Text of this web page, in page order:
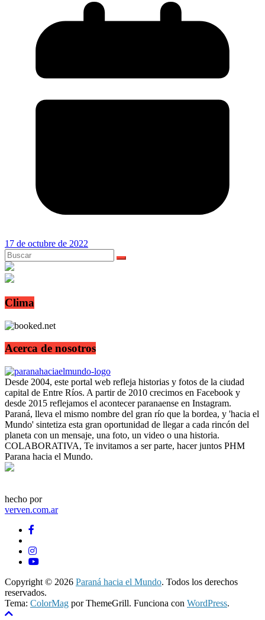
17 de octubre de 2022
Clima
Acerca de nosotros
Desde 2004, este portal web refleja historias y fotos de la ciudad
capital de Entre Ríos. A partir de 2010 crecimos en Facebook y
desde 2015 reflejamos el acontecer paranaense en Instagram.
Paraná, lleva el mismo nombre del gran río que la bordea, y 'hacia el
Mundo' sintetiza esta gran oportunidad de llegar a cada rincón del
planeta con un mensaje, una foto, un video o una historia.
COLABORATIVA, Te invitamos a ser parte, hacer juntos PHM
Parana hacia el Mundo.
hecho por
verven.com.ar
Copyright © 2026 Paraná hacia el Mundo. Todos los derechos
reservados.
Tema: ColorMag por ThemeGrill. Funciona con WordPress.